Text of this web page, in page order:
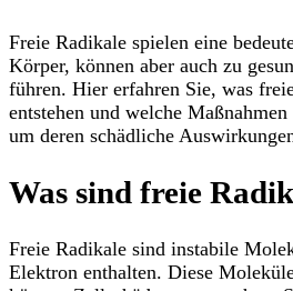
Freie Radikale spielen eine
Körper, können aber auch zu
führen. Hier erfahren Sie, was
entstehen und welche
um deren schädliche
Was sind freie
Freie Radikale sind instabile
Elektron enthalten. Diese